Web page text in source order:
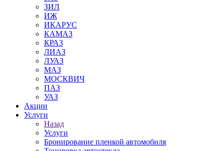
ЗИЛ
ИЖ
ИКАРУС
КАМАЗ
КРАЗ
ЛИАЗ
ЛУАЗ
МАЗ
МОСКВИЧ
ПАЗ
УАЗ
Акции
Услуги
Назад
Услуги
Бронирование пленкой автомобиля